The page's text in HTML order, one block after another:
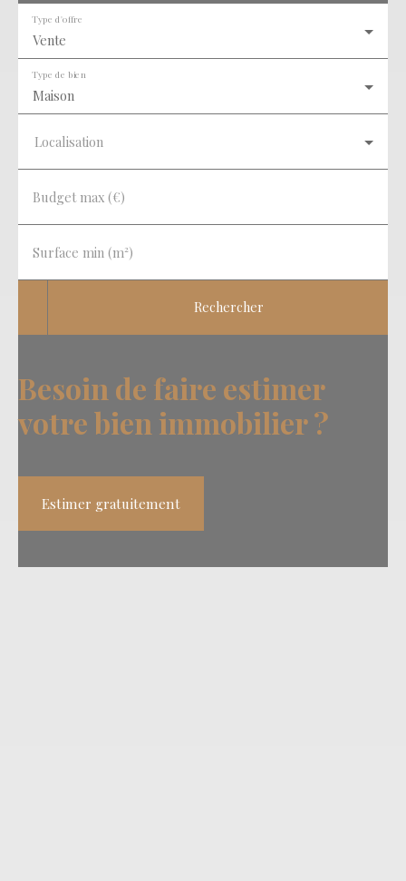
Vente
Type d'offre
Maison
Type de bien
Localisation
Budget max (€)
Surface min (m²)
Rechercher
Besoin de faire estimer
votre bien immobilier ?
Estimer gratuitement